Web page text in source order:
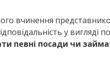
вчинення
у вигляді
певні посади чи